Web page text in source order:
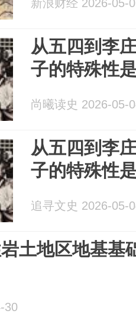
新浪财经 2026-05-
从五四到李
子的特殊性
尚曦读史 2026-05-
从五四到李
子的特殊性
追寻文史 2026-05-
土地区地基基
30